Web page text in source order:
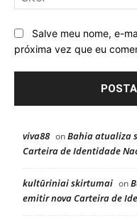
Salve meu nome, e-
próxima vez que eu
viva88 onBahia atualiza
Carteira de Identidade
kultūriniai skirtumai on
emitir nova Carteira de